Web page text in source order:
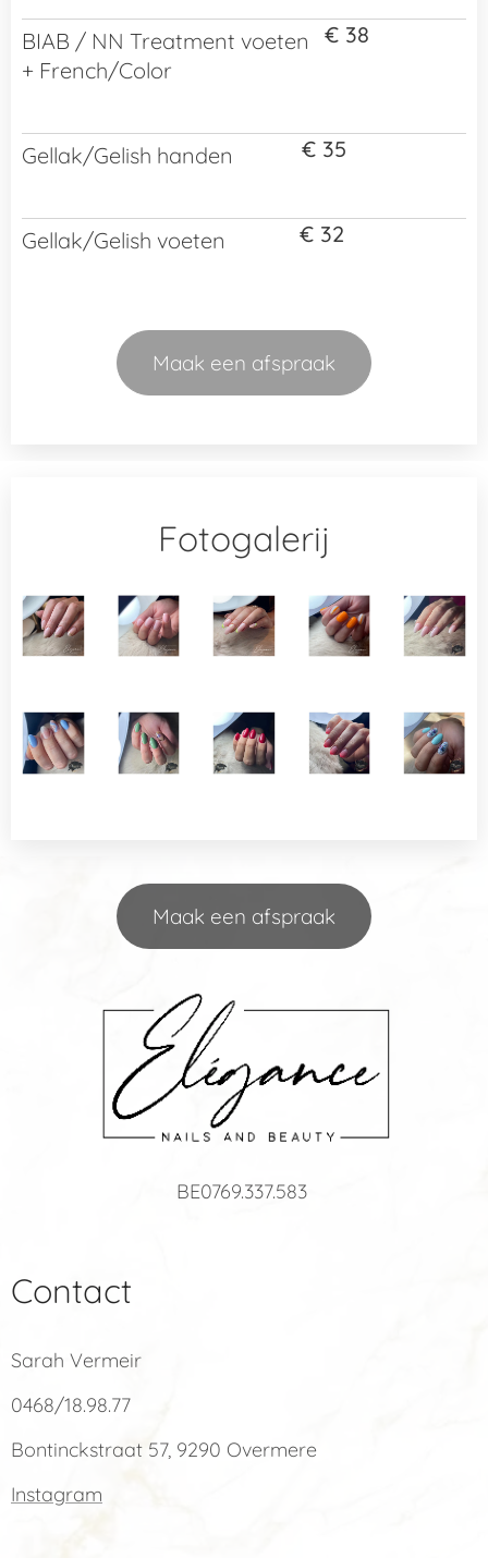
BIAB / NN Treatment voeten
+ French/Color
€ 38
Gellak/Gelish handen € 35
Gellak/Gelish voeten € 32
Maak een afspraak
Fotogalerij
Maak een afspraak
BE0769.337.583
Contact
Sarah Vermeir
0468/18.98.77
Bontinckstraat 57, 9290 Overmere
Instagram